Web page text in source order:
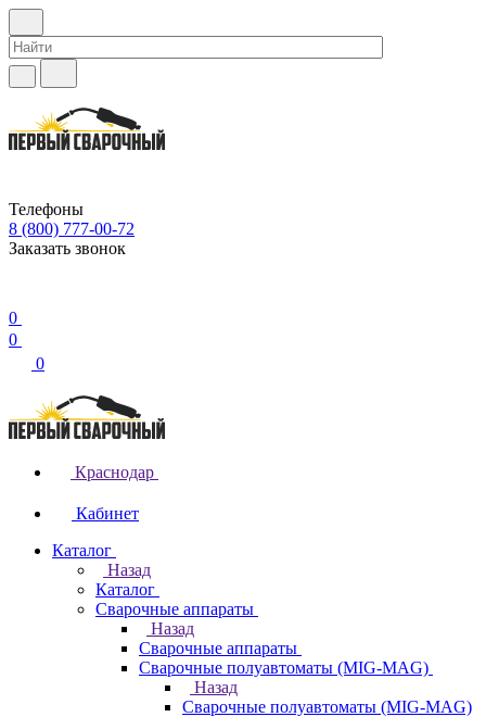
Телефоны
8 (800) 777-00-72
Заказать звонок
0
0
0
Краснодар
Кабинет
Каталог
Назад
Каталог
Сварочные аппараты
Назад
Сварочные аппараты
Сварочные полуавтоматы (MIG-MAG)
Назад
Сварочные полуавтоматы (MIG-MAG)